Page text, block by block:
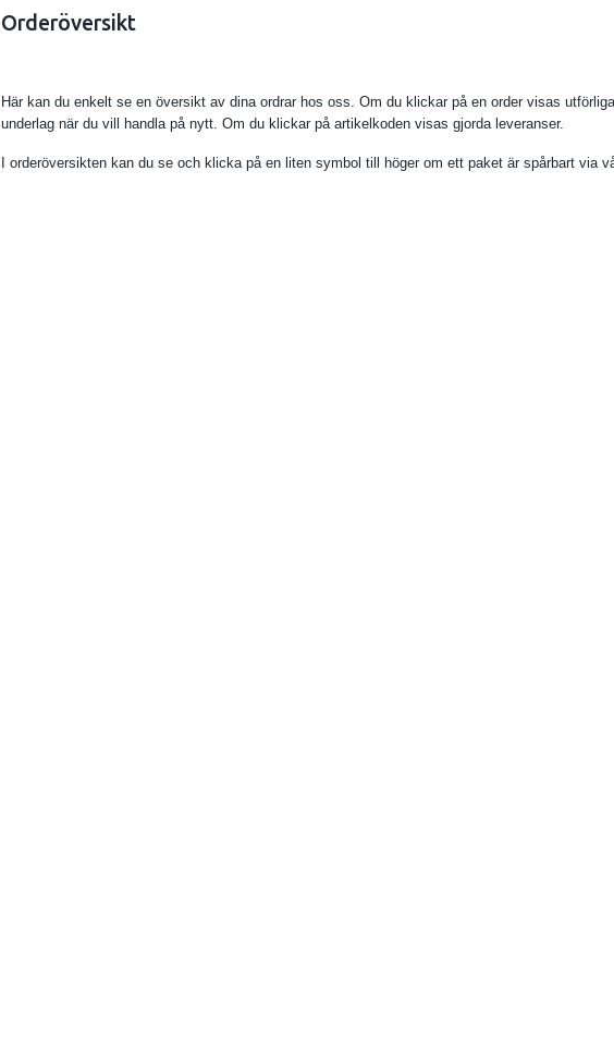
Orderöversikt
Här kan du enkelt se en översikt av dina ordrar hos oss. Om du klickar på en order visas
underlag när du vill handla på nytt. Om du klickar på artikelkoden visas gjorda leveranser.
I orderöversikten kan du se och klicka på en liten symbol till höger om ett paket är spårbart via